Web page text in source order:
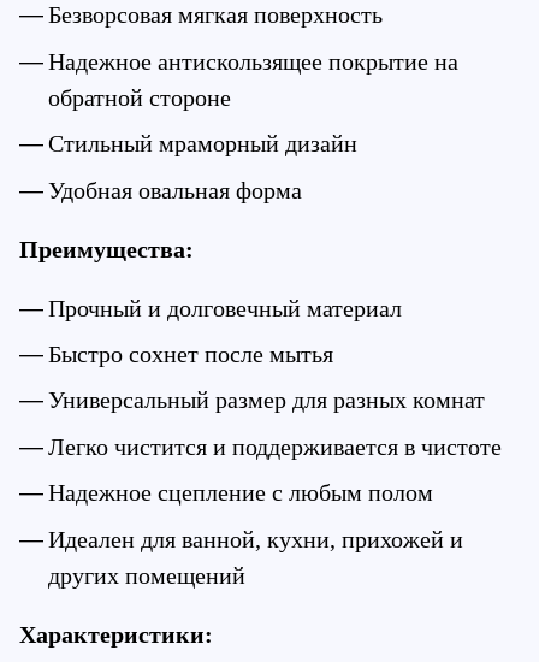
Безворсовая мягкая поверхность
Надежное антискользящее покрытие на
обратной стороне
Стильный мраморный дизайн
Удобная овальная форма
Преимущества:
Прочный и долговечный материал
Быстро сохнет после мытья
Универсальный размер для разных комнат
Легко чистится и поддерживается в чистоте
Надежное сцепление с любым полом
Идеален для ванной, кухни, прихожей и
других помещений
Характеристики: